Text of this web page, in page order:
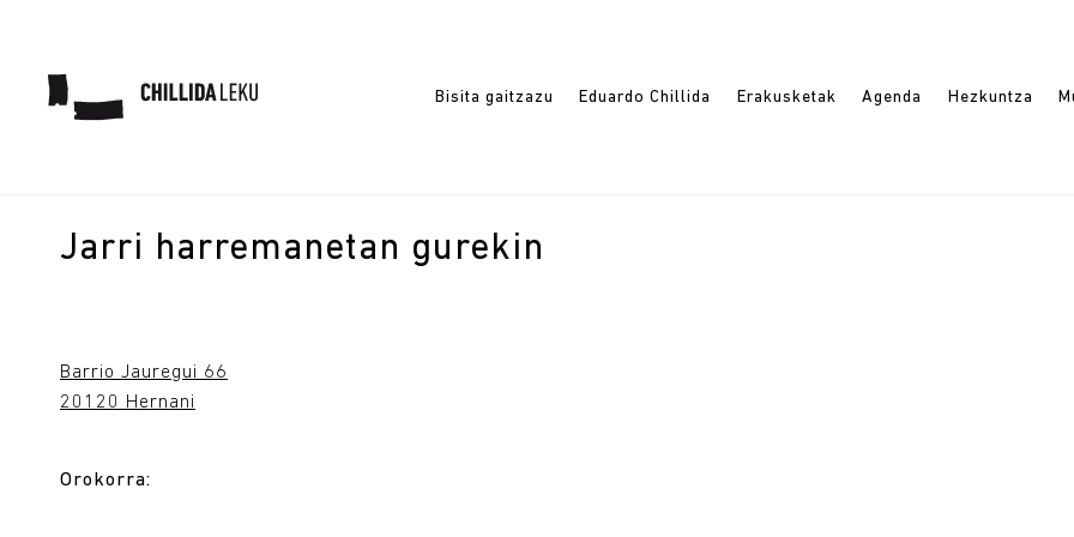
Bisita gaitzazu Eduardo Chillida Erakusketak Agenda Hezkuntza
Jarri harremanetan gurekin
Barrio Jauregui 66
20120 Hernani
Orokorra: